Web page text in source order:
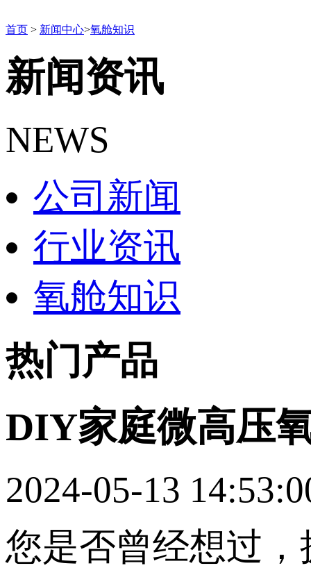
首页 > 新闻中心>氧舱知识
新闻资讯
NEWS
公司新闻
行业资讯
氧舱知识
热门产品
DIY家庭微高压
2024-05-13
您是否曾经想过